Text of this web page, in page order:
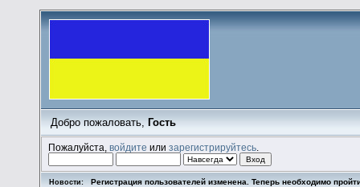
Добро пожаловать, Гость
Пожалуйста,войдите илизарегистрируйтесь
Новости:
Регистрация пользователей изменена. Теперь необходимо